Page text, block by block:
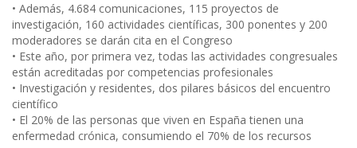
• Además, 4.684 comunicaciones, 115 proyectos de
investigación, 160 actividades científicas, 300 ponentes y 200
moderadores se darán cita en el Congreso
• Este año, por primera vez, todas las actividades congresuales
están acreditadas por competencias profesionales
• Investigación y residentes, dos pilares básicos del encuentro
científico
• El 20% de las personas que viven en España tienen una
enfermedad crónica, consumiendo el 70% de los recursos